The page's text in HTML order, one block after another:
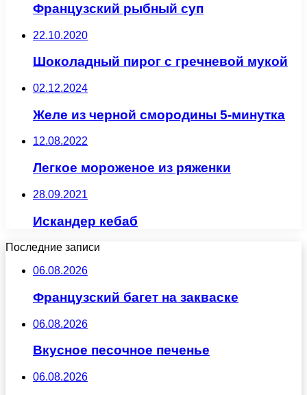
Французский рыбный суп
22.10.2020
Шоколадный пирог с гречневой мукой
02.12.2024
Желе из черной смородины 5-минутка
12.08.2022
Легкое мороженое из ряженки
28.09.2021
Искандер кебаб
Последние записи
06.08.2026
Французский багет на закваске
06.08.2026
Вкусное песочное печенье
06.08.2026